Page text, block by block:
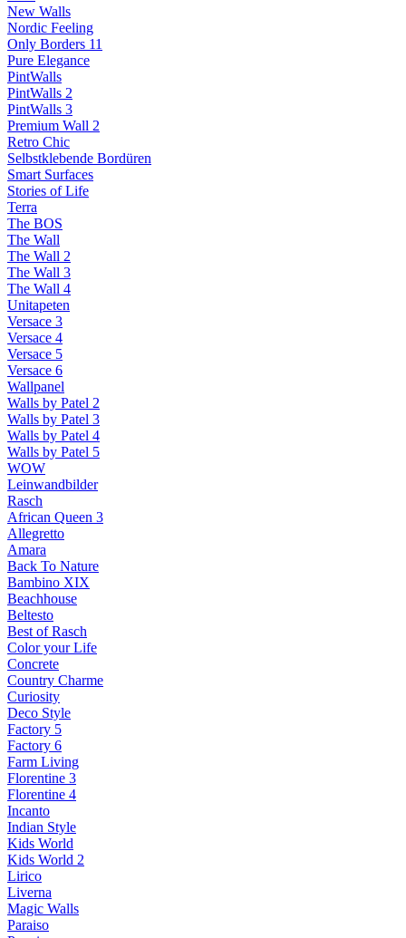
New Walls
Nordic Feeling
Only Borders 11
Pure Elegance
PintWalls
PintWalls 2
PintWalls 3
Premium Wall 2
Retro Chic
Selbstklebende Bordüren
Smart Surfaces
Stories of Life
Terra
The BOS
The Wall
The Wall 2
The Wall 3
The Wall 4
Unitapeten
Versace 3
Versace 4
Versace 5
Versace 6
Wallpanel
Walls by Patel 2
Walls by Patel 3
Walls by Patel 4
Walls by Patel 5
WOW
Leinwandbilder
Rasch
African Queen 3
Allegretto
Amara
Back To Nature
Bambino XIX
Beachhouse
Beltesto
Best of Rasch
Color your Life
Concrete
Country Charme
Curiosity
Deco Style
Factory 5
Factory 6
Farm Living
Florentine 3
Florentine 4
Incanto
Indian Style
Kids World
Kids World 2
Lirico
Liverna
Magic Walls
Paraiso